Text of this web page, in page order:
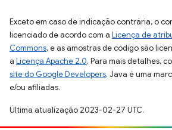
Exceto em caso de indicação contrária, o
licenciado de acordo com a Licença de
Commons, e as amostras de código são
a Licença Apache 2.0. Para mais detalhes,
site do Google Developers. Java é uma
e/ou afiliadas.
Última atualização 2023-02-27 UTC.